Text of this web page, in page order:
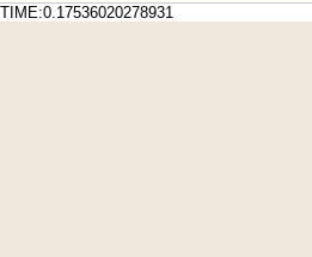
TIME:0.17536020278931